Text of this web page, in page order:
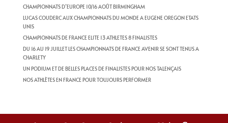
CHAMPIONNATS D’EUROPE 10/16 AOÛT BIRMINGHAM
LUCAS COUDERC AUX CHAMPIONNATS DU MONDE A EUGENE OREGON ETATS
UNIS
CHAMPIONNATS DE FRANCE ELITE 13 ATHLETES 8 FINALISTES
DU 16 AU 19 JUILLET LES CHAMPIONNATS DE FRANCE AVENIR SE SONT TENUS A
CHARLETY
UN PODIUM ET DE BELLES PLACES DE FINALISTES POUR NOS TALENÇAIS
NOS ATHLÈTES EN FRANCE POUR TOUJOURS PERFORMER